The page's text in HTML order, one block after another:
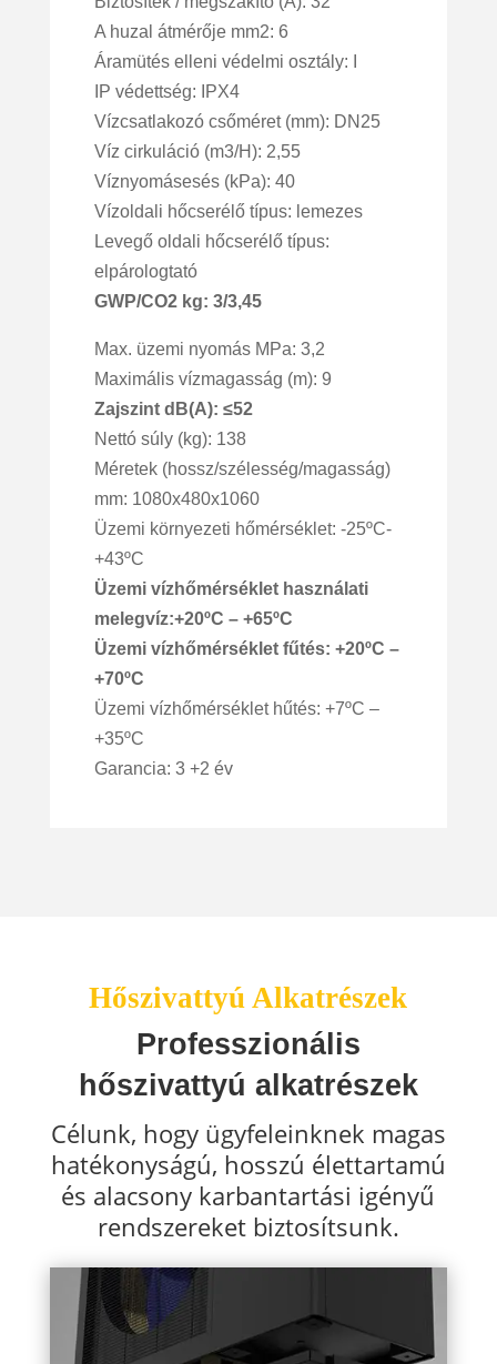
A huzal átmérője mm2: 6
Áramütés elleni védelmi osztály: I
IP védettség: IPX4
Vízcsatlakozó csőméret (mm): DN25
Víz cirkuláció (m3/H): 2,55
Víznyomásesés (kPa): 40
Vízoldali hőcserélő típus: lemezes
Levegő oldali hőcserélő típus:
elpárologtató
GWP/CO2 kg: 3/3,45
Max. üzemi nyomás MPa: 3,2
Maximális vízmagasság (m): 9
Zajszint dB(A): ≤52
Nettó súly (kg): 138
Méretek (hossz/szélesség/magasság)
mm: 1080x480x1060
Üzemi környezeti hőmérséklet: -25ºC-
+43ºC
Üzemi vízhőmérséklet használati
melegvíz:+20ºC – +65ºC
Üzemi vízhőmérséklet fűtés: +20ºC –
+70ºC
Üzemi vízhőmérséklet hűtés: +7ºC –
+35ºC
Garancia: 3 +2 év
Hőszivattyú Alkatrészek
Professzionális
hőszivattyú alkatrészek
Célunk, hogy ügyfeleinknek magas
hatékonyságú, hosszú élettartamú
és alacsony karbantartási igényű
rendszereket biztosítsunk.